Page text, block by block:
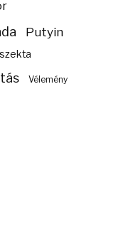
Putyin
szekta
Vélemény